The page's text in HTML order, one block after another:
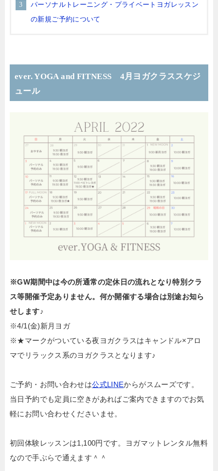
パーソナルトレーニング・プライベートヨガレッスン
の新規ご予約について
ever. YOGA and FITNESS 4月ヨガクラススケジ
ュール
※GW期間中は今の所通常の定休日の流れとなり特別クラ
ス等開催予定ありません。何か開催する場合は別途お知ら
せします♪
※4/1(金)新月ヨガ
※★マークがついている夜ヨガクラスはキャンドル×アロ
マでリラックス系のヨガクラスとなります♪
ご予約・お問い合わせは公式LINEからがスムーズです。
当日予約でも定員に空きがあればご案内できますのでお気
軽にお問い合わせくださいませ。
初回体験レッスンは1,100円です。ヨガマットレンタル無料
なので手ぶらで通えます＾＾